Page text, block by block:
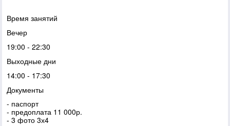
Время занятий
Вечер
19:00 - 22:30
Выходные дни
14:00 - 17:30
Документы
- паспорт
- предоплата 11 000р.
- 3 фото 3х4